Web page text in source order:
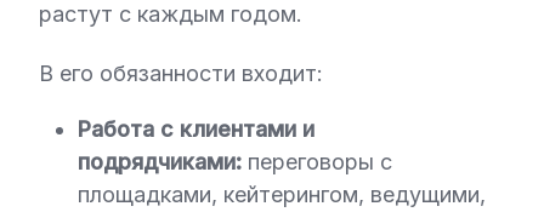
растут с каждым годом.
В его обязанности входит:
Работа с клиентами и
подрядчиками: переговоры с
площадками, кейтерингом, ведущими,